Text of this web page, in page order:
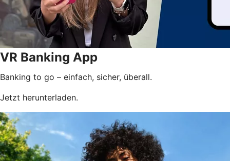
VR Banking App
Banking to go – einfach, sicher, überall.
Jetzt herunterladen.